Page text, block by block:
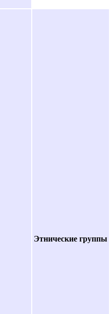
Этнические группы